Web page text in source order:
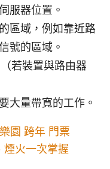
服器位置。
區域，例如靠近路
號的區域。
若裝置與路由器
大量帶寬的工作。
園 跨年 門票
火一次掌握